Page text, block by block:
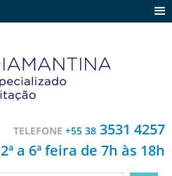
Contato
TELEFONE +55 38 3531 4257
2ª a 6ª feira de 7h às 18h